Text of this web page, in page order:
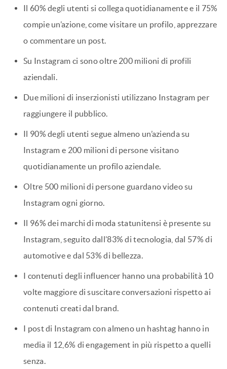
Il 60% degli utenti si collega quotidianamente e il 75%
compie un’azione, come visitare un profilo, apprezzare
o commentare un post.
Su Instagram ci sono oltre 200 milioni di profili
aziendali.
Due milioni di inserzionisti utilizzano Instagram per
raggiungere il pubblico.
Il 90% degli utenti segue almeno un’azienda su
Instagram e 200 milioni di persone visitano
quotidianamente un profilo aziendale.
Oltre 500 milioni di persone guardano video su
Instagram ogni giorno.
Il 96% dei marchi di moda statunitensi è presente su
Instagram, seguito dall’83% di tecnologia, dal 57% di
automotive e dal 53% di bellezza.
I contenuti degli influencer hanno una probabilità 10
volte maggiore di suscitare conversazioni rispetto ai
contenuti creati dal brand.
I post di Instagram con almeno un hashtag hanno in
media il 12,6% di engagement in più rispetto a quelli
senza.